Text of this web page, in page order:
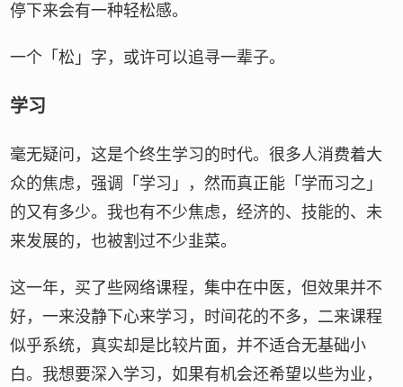
停下来会有一种轻松感。
一个「松」字，或许可以追寻一辈子。
学习
毫无疑问，这是个终生学习的时代。很多人消费着大
众的焦虑，强调「学习」，然而真正能「学而习之」
的又有多少。我也有不少焦虑，经济的、技能的、未
来发展的，也被割过不少韭菜。
这一年，买了些网络课程，集中在中医，但效果并不
好，一来没静下心来学习，时间花的不多，二来课程
似乎系统，真实却是比较片面，并不适合无基础小
白。我想要深入学习，如果有机会还希望以些为业，